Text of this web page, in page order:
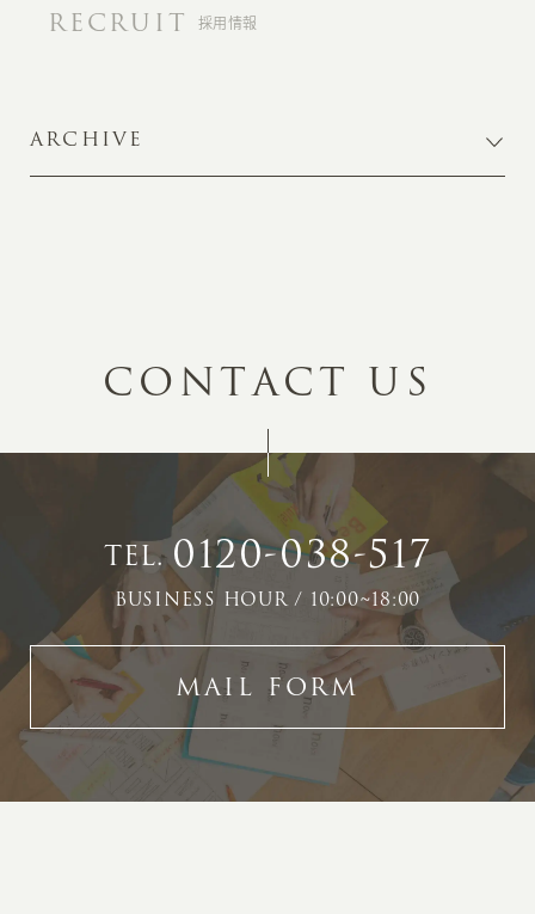
RECRUIT 採用情報
ARCHIVE
CONTACT US
TEL.0120-038-517
BUSINESS HOUR / 10:00~18:00
MAIL FORM